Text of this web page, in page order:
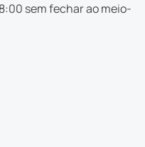
sem fechar ao meio-